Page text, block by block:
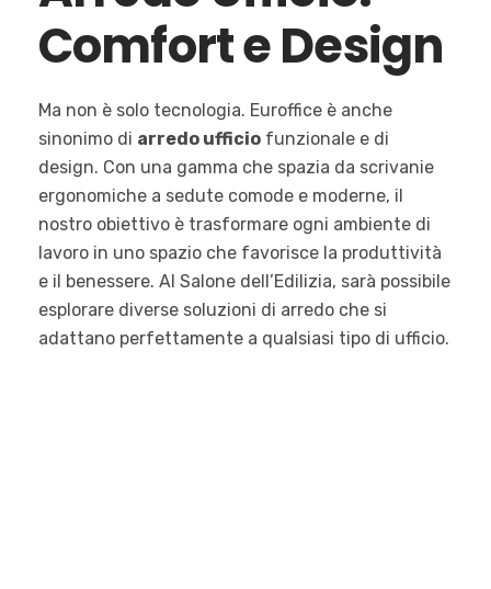
Comfort e Design
Ma non è solo tecnologia. Euroffice è anche
sinonimo di arredo ufficio funzionale e di
design. Con una gamma che spazia da scrivanie
ergonomiche a sedute comode e moderne, il
nostro obiettivo è trasformare ogni ambiente di
lavoro in uno spazio che favorisce la produttività
e il benessere. Al Salone dell’Edilizia, sarà possibile
esplorare diverse soluzioni di arredo che si
adattano perfettamente a qualsiasi tipo di ufficio.